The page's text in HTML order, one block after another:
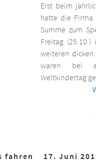
Erst beim
hatte die
Summe zum
Freitag
weiteren dicken
waren bei
Weltkindertag
fahren
17. Juni